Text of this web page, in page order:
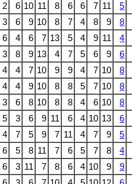
2 6 10 11 8 6 6 7 11 5
3 6 9 10 8 7 4 8 9 8
6 4 6 7 13 5 4 9 11 4
3 8 9 13 4 7 5 6 9 6
4 4 7 10 9 9 4 7 10 8
4 4 9 10 8 8 5 7 10 8
3 6 8 10 8 8 4 6 10 8
5 3 6 9 11 6 4 10 13 6
4 7 5 9 7 11 4 7 9 5
6 5 8 11 7 6 5 7 8 4
6 3 11 7 8 6 4 10 9 9